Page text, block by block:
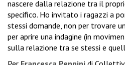
nascere dalla relazione tra il
specifico. Ho invitato i ragazzi a
stessi domande, non per trovare
per aprire una indagine (in
sulla relazione tra se stessi e